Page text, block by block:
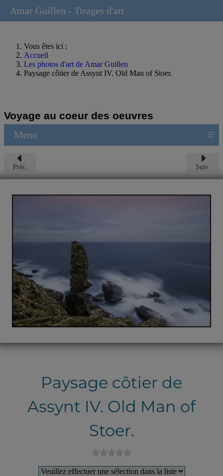
Vous êtes ici :
Accueil
Les photos d'art de Amar Guillen
Paysage côtier de Assynt IV. Old Man of Stoer.
Voyage au coeur des oeuvres
Menu ≡
Préc. Suiv.
Paysage côtier de
Assynt IV. Old Man of
Stoer.
Amar Guillen - Tirages d'art